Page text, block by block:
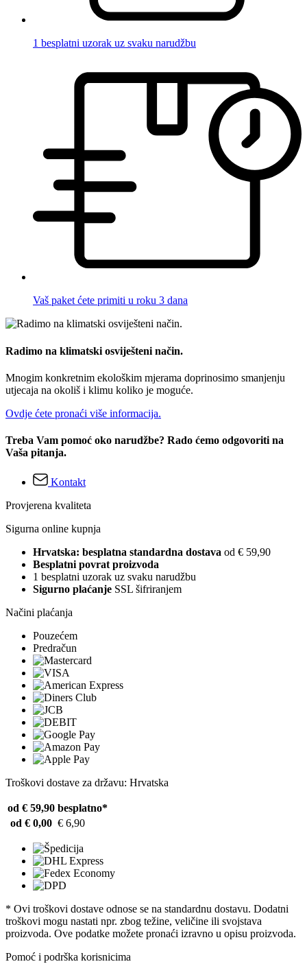
1 besplatni uzorak uz svaku narudžbu
Vaš paket ćete primiti u roku 3 dana
Radimo na klimatski osviješteni način.
Mnogim konkretnim ekološkim mjerama doprinosimo smanjenju
utjecaja na okoliš i klimu koliko je moguće.
Ovdje ćete pronaći više informacija.
Treba Vam pomoć oko narudžbe? Rado ćemo odgovoriti na
Vaša pitanja.
Kontakt
Provjerena kvaliteta
Sigurna online kupnja
Hrvatska: besplatna standardna dostava od € 59,90
Besplatni povrat proizvoda
1 besplatni uzorak uz svaku narudžbu
Sigurno plaćanje SSL šifriranjem
Načini plaćanja
Pouzećem
Predračun
Troškovi dostave za državu: Hrvatska
od € 59,90 besplatno*
od € 0,00 € 6,90
* Ovi troškovi dostave odnose se na standardnu ​​dostavu. Dodatni
troškovi mogu nastati npr. zbog težine, veličine ili svojstava
proizvoda. Ove podatke možete pronaći izravno u opisu proizvoda.
Pomoć i podrška korisnicima